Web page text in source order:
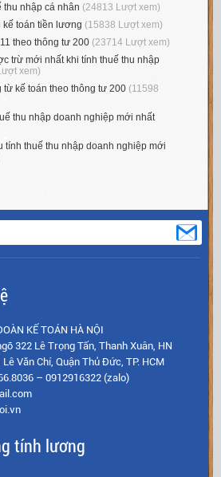
nhập cá nhân (24813 Lượt xem)
toán tiền lương (15838 Lượt xem)
theo thông tư 200 (23714 Lượt xem)
trừ mới nhất khi tính thuế thu nhập
xem)
kế toán theo thông tư 200 (11598
thu nhập doanh nghiệp mới nhất
tính thuế thu nhập doanh nghiệp mới
KẾ TOÁN HÀ NỘI
322 Lê Trọng Tấn, Thanh Xuân, HN
Văn Chí, Quận Thủ Đức, TP. HCM
– 0912916322 (zalo)
tính lương